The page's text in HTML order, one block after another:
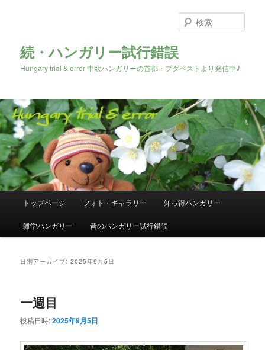
続・ハンガリー試行錯誤
Hungary trial & error 中欧ハンガリーの首都・ブダペストより発信中♪
索
メ
メ
イ
ン
サ
ブ
テ
トップページ フォト・ギャラリー 知っ得ハンガリー
雑学ハンガリー 昔のハンガリー試行錯誤
日別アーカイブ:2025年9月5日
一週目
投稿日時:2025年9月5日